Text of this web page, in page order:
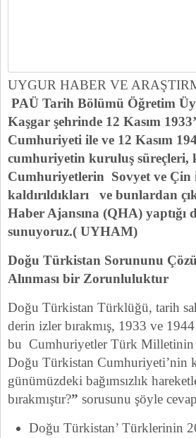
UYGUR HABER VE
PAÜ Tarih Bölümü Öğretim
Kaşgar şehrinde 12 Kasım
Cumhuriyeti ile ve 12 Kasım
cumhuriyetin kuruluş süreçleri,
Cumhuriyetlerin Sovyet ve Çin
kaldırıldıkları ve bunlardan
Haber Ajansına (QHA) yaptığı
sunuyoruz.( UYHAM)
Doğu Türkistan Sorununu
Alınması bir Zorunluluktur
Doğu Türkistan Türklüğü, tarih
derin izler bırakmış, 1933 ve
bu Cumhuriyetler Türk Milletinin
Doğu Türkistan Cumhuriyeti’nin
günümüzdeki bağımsızlık
bırakmıştır?” sorusunu şöyle
Doğu Türkistan’ Türklerinin